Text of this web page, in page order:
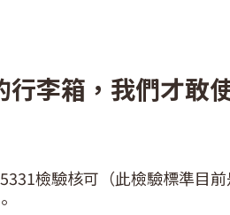
行李箱，我們才敢
檢驗核可（此檢驗標準目